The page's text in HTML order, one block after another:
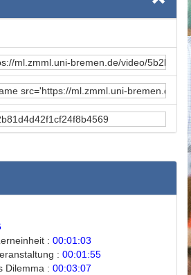
: 00:01:03
: 00:01:55
Dilemma : 00:03:07